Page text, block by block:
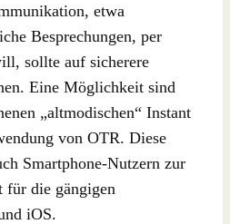
etwa
Besprechungen, per
sollte auf sicherere
Eine Möglichkeit sind
„altmodischen“ Instant
von OTR. Diese
Smartphone-Nutzern zur
für die gängigen
iOS.